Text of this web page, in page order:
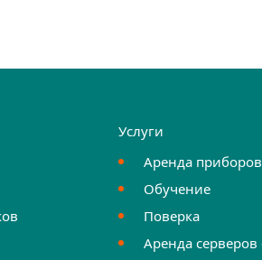
Услуги
Аренда приборов
Обучение
Поверка
Аренда